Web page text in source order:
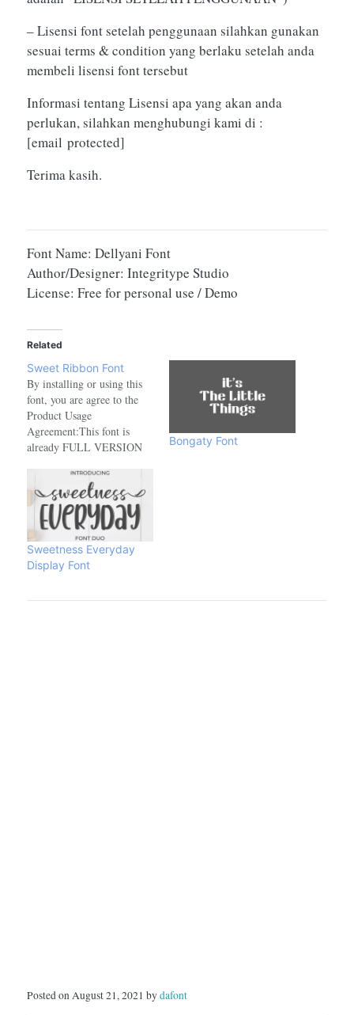
– Lisensi font setelah penggunaan silahkan gunakan
sesuai terms & condition yang berlaku setelah anda
membeli lisensi font tersebut
Informasi tentang Lisensi apa yang akan anda
perlukan, silahkan menghubungi kami di :
[email protected]
Terima kasih.
Font Name: Dellyani Font
Author/Designer: Integritype Studio
License: Free for personal use / Demo
Related
Sweet Ribbon Font
By installing or using this
font, you are agree to the
Product Usage
Agreement:This font is
already FULL VERSION
USE. NO COMMERCIAL
USE ALLOWED!link to
purchase full version and
commercial licence :-
https://www.creativefabrica.com/product/sweet-
ribbon/ref/208521- For
Corporate use you have to
If you need an…
Bongaty Font
Sweetness Everyday
Display Font
Posted on August 21, 2021 bydafont